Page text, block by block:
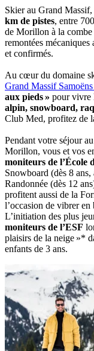
Skier au Grand Massif,
km de pistes, entre
de Morillon à la combe
remontées
et confirmés.
Au cœur du domaine
Grand Massif
aux pieds » pour vivre
alpin, snowboard,
Club Med, profitez de
Pendant votre séjour
Morillon, vous et vos
moniteurs de l’École
Snowboard (dès 8 ans,
Randonnée (dès 12
profitent aussi de la
l’occasion de vibrer en
L’initiation des plus
moniteurs de l’ESF
plaisirs de la neige »*
enfants de 3 ans.